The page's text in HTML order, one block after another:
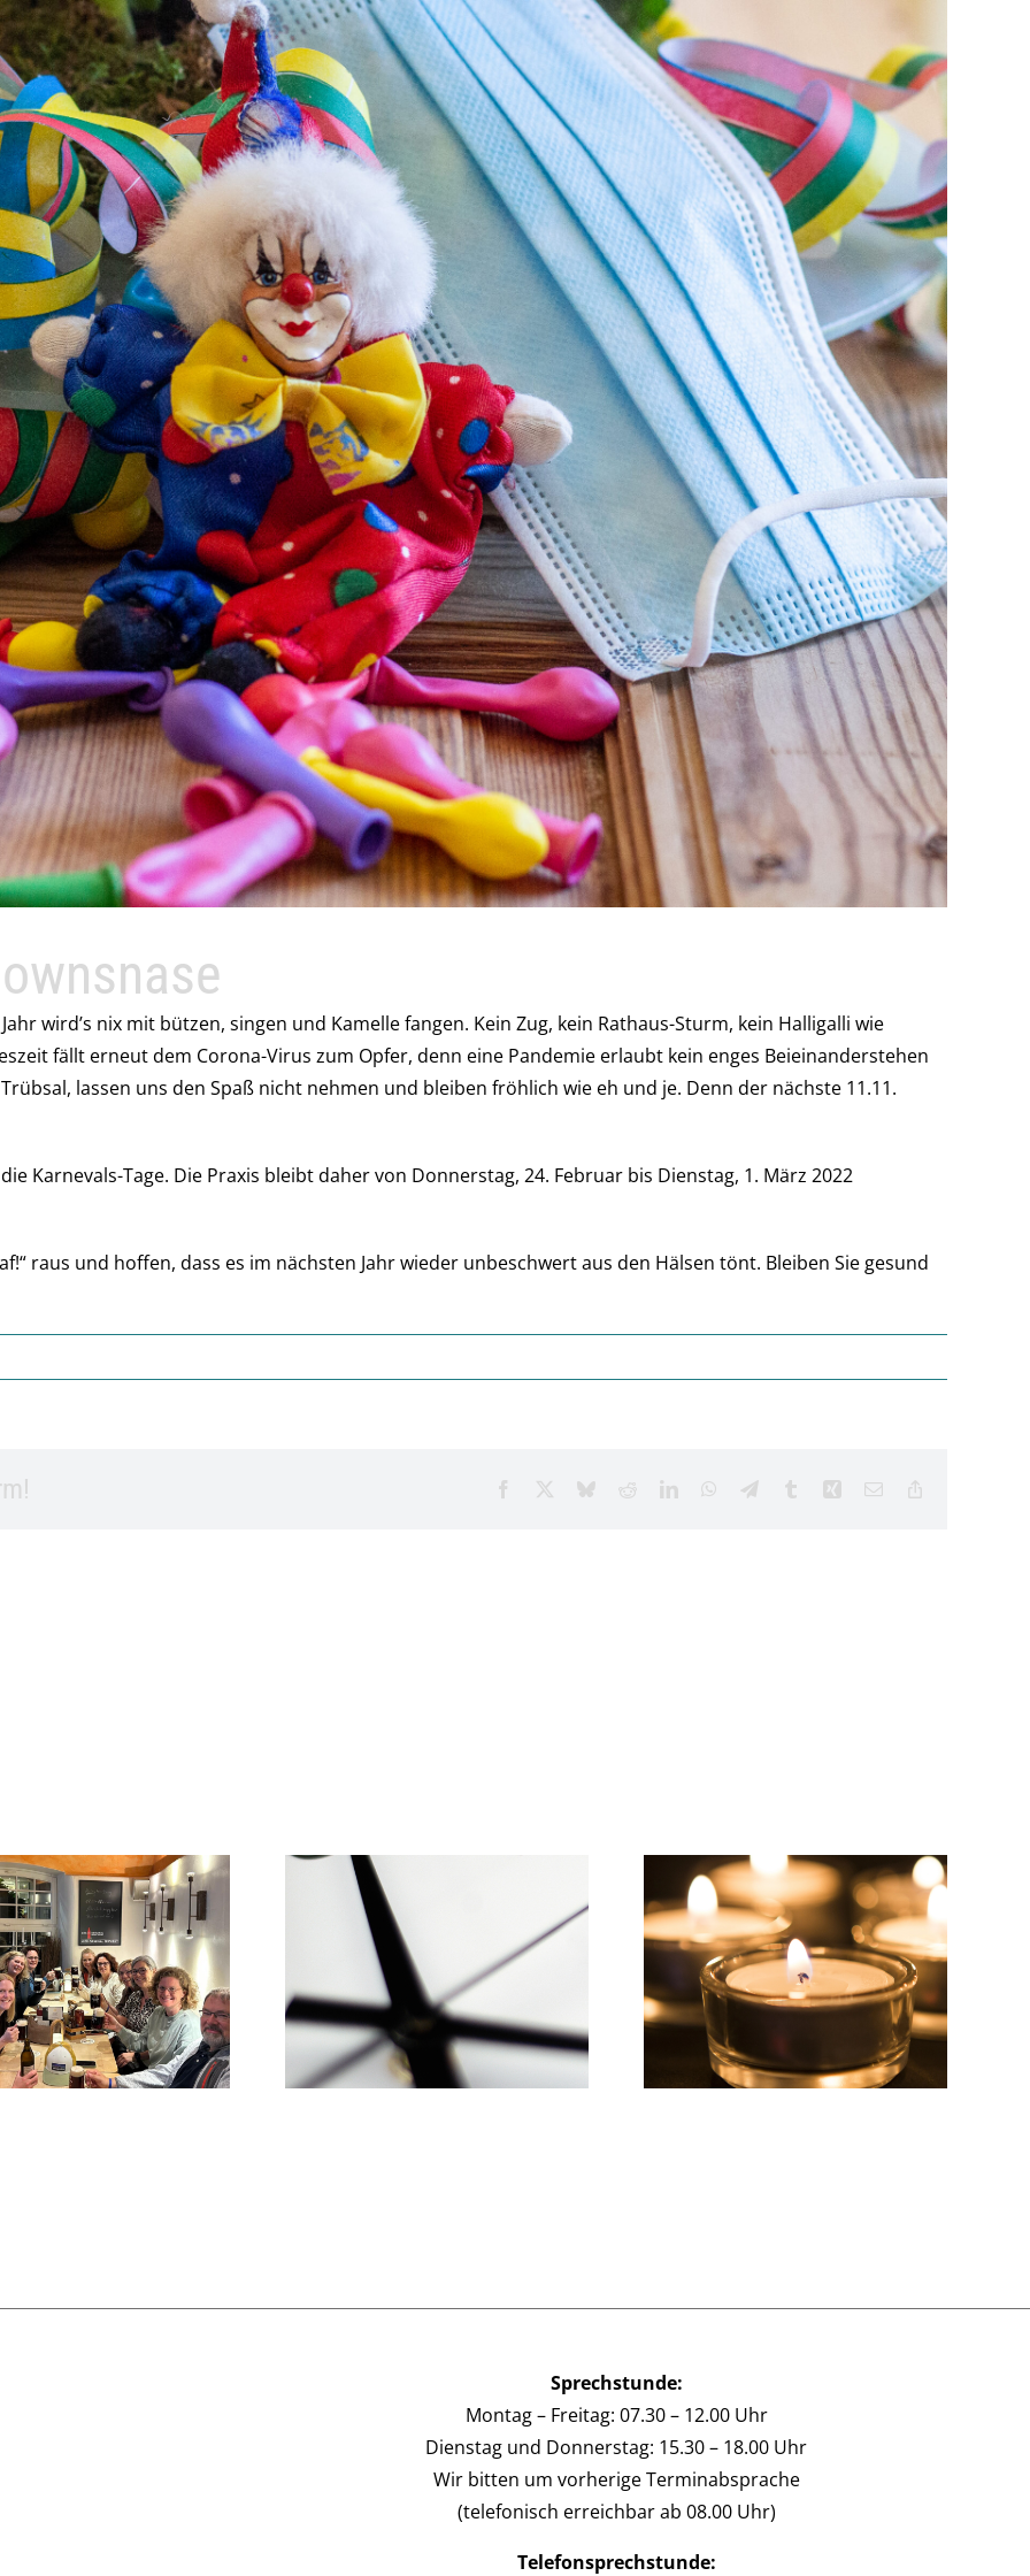
wird’s nix mit bützen, singen und Kamelle fangen. Kein Zug, kein Rathaus-Sturm, kein Halligalli wie
fällt erneut dem Corona-Virus zum Opfer, denn eine Pandemie erlaubt kein enges Beieinanderstehen
lassen uns den Spaß nicht nehmen und bleiben fröhlich wie eh und je. Denn der nächste 11.11.
Karnevals-Tage. Die Praxis bleibt daher von Donnerstag, 24. Februar bis Dienstag, 1. März 2022
raus und hoffen, dass es im nächsten Jahr wieder unbeschwert aus den Hälsen tönt. Bleiben Sie gesund
Facebook BlueskyRedditLinkedInWhatsApp
TelegramTumblr Xing Email
Info zu
Praxissprechzeiten im
Juni
Ein letzter Gruß…
Wir wünschen einen
schönen Sommer!
Sprechstunde:
Montag – Freitag: 07.30 – 12.00 Uhr
Dienstag und Donnerstag: 15.30 – 18.00 Uhr
Wir bitten um vorherige Terminabsprache
(telefonisch erreichbar ab 08.00 Uhr)
Telefonsprechstunde: